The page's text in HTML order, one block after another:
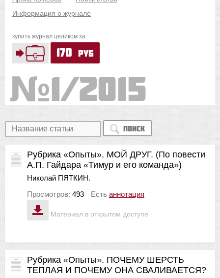
Информация о журнале
купить журнал целиком за
170 руб
1/2015
Поиск
Материал в открытом доступе
Рубрика «Опыты». МОЙ ДРУГ. (По повести
А.П. Гайдара «Тимур и его команда»)
Николай ПЯТКИН.
Просмотров: 493 Есть аннотация
Рубрика «Опыты». ПОЧЕМУ ШЕРСТЬ
ТЕПЛАЯ И ПОЧЕМУ ОНА СВАЛИВАЕТСЯ?